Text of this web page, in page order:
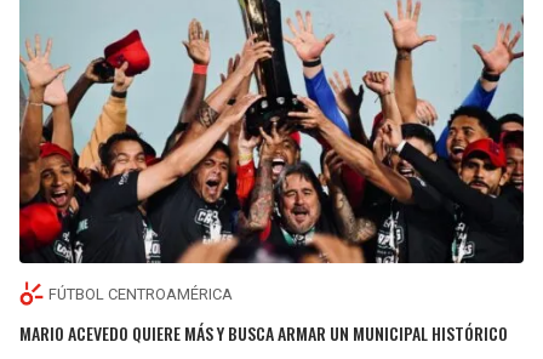
FÚTBOL CENTROAMÉRICA
MARIO ACEVEDO QUIERE MÁS Y BUSCA ARMAR UN MUNICIPAL HISTÓRICO